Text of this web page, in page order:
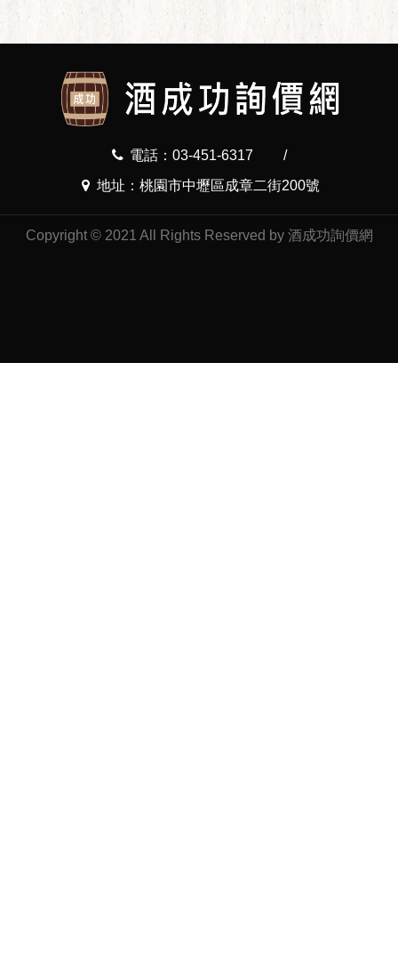
電話：03-451-6317
/
地址：桃園市中壢區成章二街200號
Copyright © 2021 All Rights Reserved by 酒成功詢價網